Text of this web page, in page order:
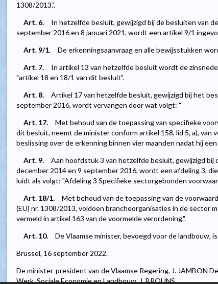
1308/2013.".
Art. 6.
In hetzelfde besluit, gewijzigd bij de besluiten van
september 2016 en 8 januari 2021, wordt een artikel 9/1
Art. 9/1.
De erkenningsaanvraag en alle bewijsstukken
Art. 7.
In artikel 13 van hetzelfde besluit wordt de
"artikel 18 en 18/1 van dit besluit".
Art. 8.
Artikel 17 van hetzelfde besluit, gewijzigd bij het
september 2016, wordt vervangen door wat volgt: "
Art. 17.
Met behoud van de toepassing van specifieke
dit besluit, neemt de minister conform artikel 158, lid 5, a), van
beslissing over de erkenning binnen vier maanden nadat hij
Art. 9.
Aan hoofdstuk 3 van hetzelfde besluit, gewijzigd bij
december 2014 en 9 september 2016, wordt een afdeling 3,
luidt als volgt: "Afdeling 3 Specifieke sectorgebonden
Art. 18/1.
Met behoud van de toepassing van de
(EU) nr. 1308/2013, voldoen brancheorganisaties in de sector
vermeld in artikel 163 van de voormelde verordening.".
Art. 10.
De Vlaamse minister, bevoegd voor de landbouw,
Brussel, 16 september 2022.
De minister-president van de Vlaamse Regering, J. JAMBON
Werk, Sociale Economie en Landbouw, J. BROUNS